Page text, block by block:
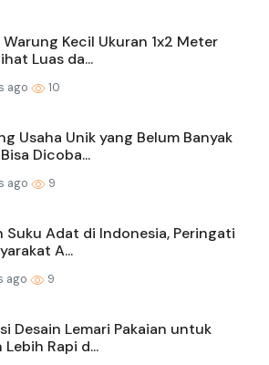
Warung Kecil Ukuran 1x2 Meter
Luas da...
ago 10
Usaha Unik yang Belum Banyak
Dicoba...
ago 9
Suku Adat di Indonesia, Peringati
A...
ago 9
Desain Lemari Pakaian untuk
Lebih Rapi d...